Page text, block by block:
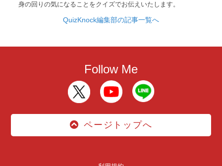
身の回りの気になることをクイズでお伝えいたします。
QuizKnock編集部の記事一覧へ
Follow Me
ページトップへ